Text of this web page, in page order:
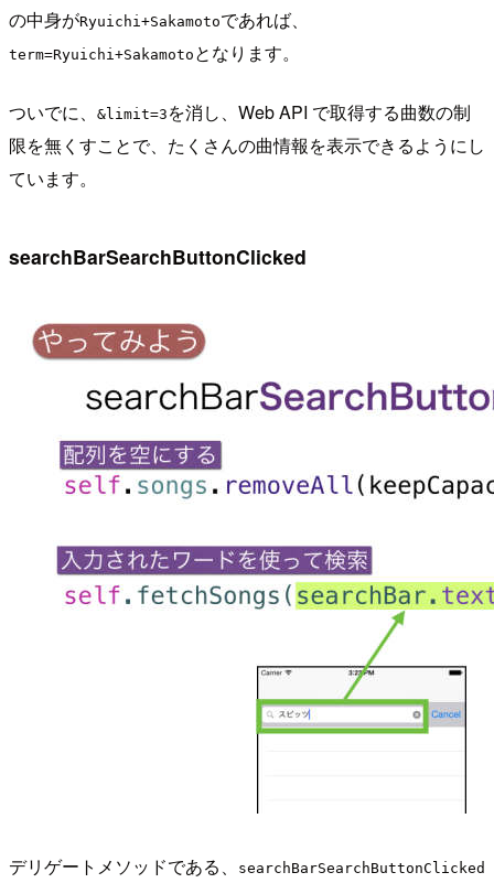
の中身がRyuichi+Sakamotoであれば、
term=Ryuichi+Sakamoto となります。
ついでに、 &limit=3 を消し、Web API で取得する曲数の制
限を無くすことで、たくさんの曲情報を表示できるようにし
ています。
searchBarSearchButtonClicked
デリゲートメソッドである、 searchBarSearchButtonClicked